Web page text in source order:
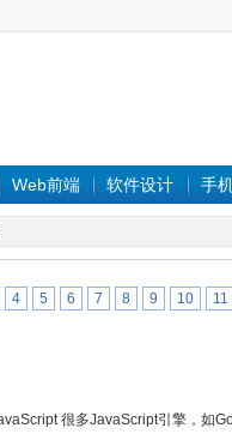
Web前端 软件设计 手
4 5 6 7 8 9 10 11
很多JavaScript引擎，如